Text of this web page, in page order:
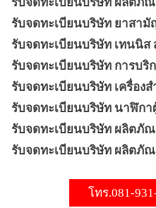
รับจดทะเบียนบริษัท ยาสา
รับจดทะเบียนบริษัท เทนนิส
รับจดทะเบียนบริษัท การบริ
รับจดทะเบียนบริษัท เครื่อง
รับจดทะเบียนบริษัท นาฬิก
รับจดทะเบียนบริษัท ผลิตภั
รับจดทะเบียนบริษัท ผลิตภั
โทร.081-